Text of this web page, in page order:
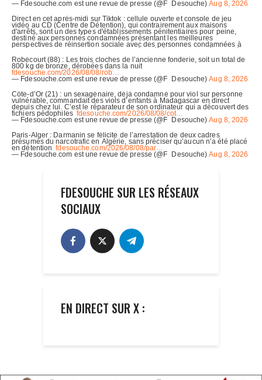
FDESOUCHE SUR LES RÉSEAUX
SOCIAUX
EN DIRECT SUR X :